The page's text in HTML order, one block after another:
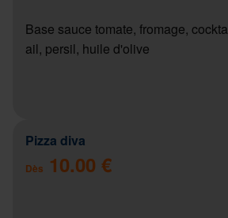
Base sauce tomate, fromage,
ail, persil, huile d'olive
Pizza diva
Dès 10.00 €